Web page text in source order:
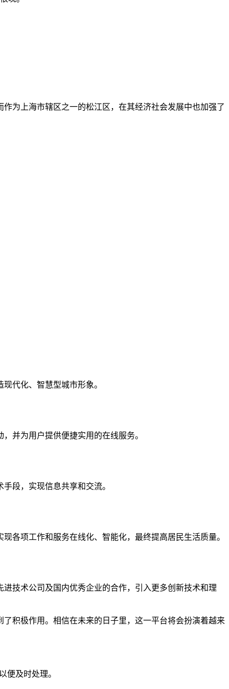
为上海市辖区之一的松江区，在其经济社会发展中也加强了
代化、智慧型城市形象。
并为用户提供便捷实用的在线服务。
段，实现信息共享和交流。
各项工作和服务在线化、智能化，最终提高居民生活质量。
技术公司及国内优秀企业的合作，引入更多创新技术和理
积极作用。相信在未来的日子里，这一平台将会扮演着越来
便及时处理。